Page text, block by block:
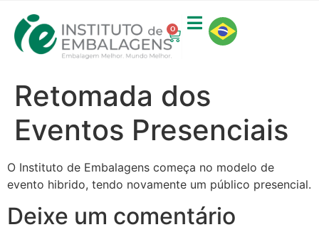
0
Retomada dos
Eventos Presenciais
O Instituto de Embalagens começa no modelo de
evento hibrido, tendo novamente um público presencial.
Deixe um comentário